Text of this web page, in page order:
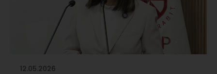
12.05.2026